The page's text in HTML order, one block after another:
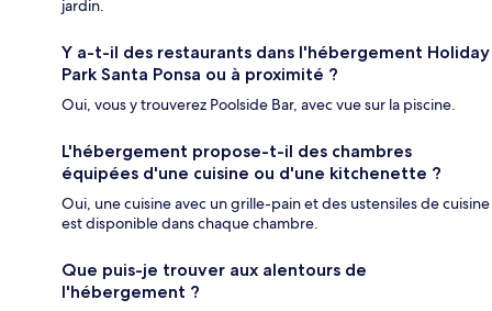
jardin.
Y a-t-il des restaurants dans l'hébergement Holiday
Park Santa Ponsa ou à proximité ?
Oui, vous y trouverez Poolside Bar, avec vue sur la piscine.
L'hébergement propose-t-il des chambres
équipées d'une cuisine ou d'une kitchenette ?
Oui, une cuisine avec un grille-pain et des ustensiles de cuisine
est disponible dans chaque chambre.
Que puis-je trouver aux alentours de
l'hébergement ?